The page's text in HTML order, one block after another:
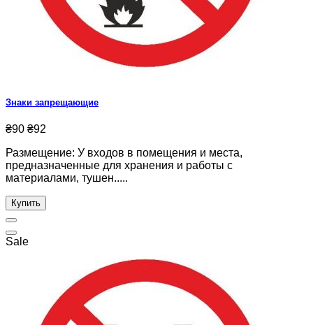
Знаки запрещающие
₴90 ₴92
Размещение: У входов в помещения и места,
предназначенные для хранения и работы с
материалами, тушен.....
Купить
Sale